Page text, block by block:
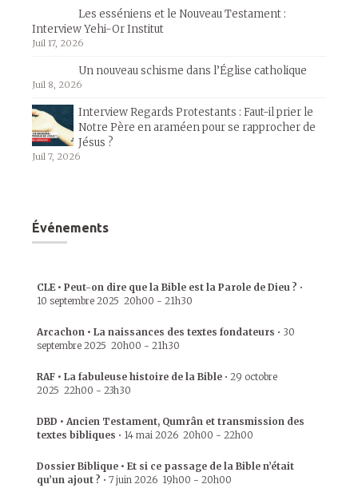
Les esséniens et le Nouveau Testament :
Interview Yehi-Or Institut
Juil 17, 2026
Un nouveau schisme dans l’Église catholique
Juil 8, 2026
Interview Regards Protestants : Faut-il prier le
Notre Père en araméen pour se rapprocher de
Jésus ?
Juil 7, 2026
Événements
CLE • Peut-on dire que la Bible est la Parole de Dieu ? •
10 septembre 2025 20h00 - 21h30
Arcachon • La naissances des textes fondateurs • 30
septembre 2025 20h00 - 21h30
RAF • La fabuleuse histoire de la Bible • 29 octobre
2025 22h00 - 23h30
DBD • Ancien Testament, Qumrân et transmission des
textes bibliques • 14 mai 2026 20h00 - 22h00
Dossier Biblique • Et si ce passage de la Bible n’était
qu’un ajout ? • 7 juin 2026 19h00 - 20h00